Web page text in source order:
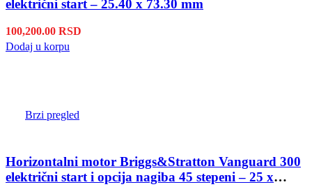
električni start – 25.40 x 73.30 mm
100,200.00 RSD
Dodaj u korpu
Brzi pregled
Horizontalni motor Briggs&Stratton Vanguard 300
električni start i opcija nagiba 45 stepeni – 25 x